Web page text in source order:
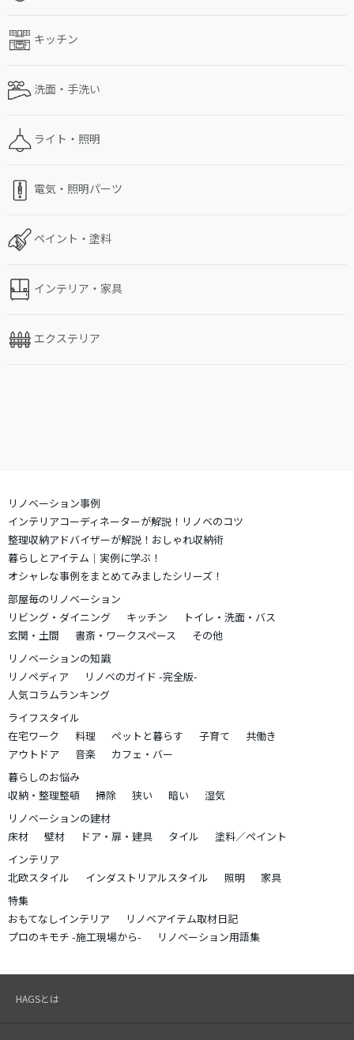
キッチン
洗面・手洗い
ライト・照明
電気・照明パーツ
ペイント・塗料
インテリア・家具
エクステリア
リノベーション事例
インテリアコーディネーターが解説！リノベのコツ
整理収納アドバイザーが解説！おしゃれ収納術
暮らしとアイテム｜実例に学ぶ！
オシャレな事例をまとめてみましたシリーズ！
部屋毎のリノベーション
リビング・ダイニング
キッチン
トイレ・洗面・バス
玄関・土間
書斎・ワークスペース
その他
リノベーションの知識
リノペディア
リノベのガイド -完全版-
人気コラムランキング
ライフスタイル
在宅ワーク
料理 ペットと暮らす 子育て
共働き
アウトドア
音楽
カフェ・バー
暮らしのお悩み
収納・整理整頓
掃除 狭い 暗い
湿気
リノベーションの建材
床材
壁材 ドア・扉・建具 タイル
塗料／ペイント
インテリア
北欧スタイル
インダストリアルスタイル 照明
家具
特集
おもてなしインテリア
リノベアイテム取材日記
プロのキモチ -施工現場から-
リノベーション用語集
HAGSとは